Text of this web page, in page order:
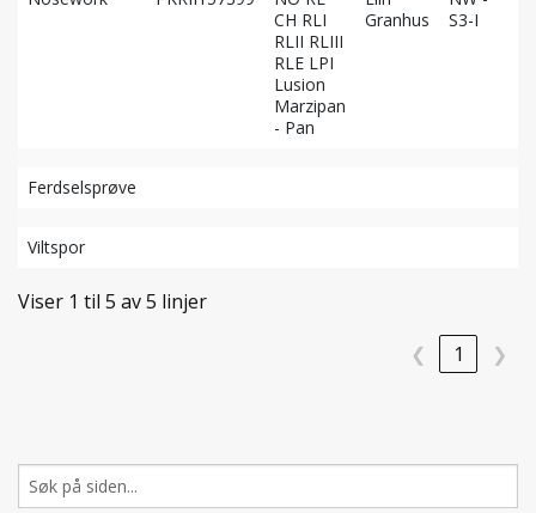
CH RLI
RLII RLIII
RLE LPI
Lusion
Marzipan
- Pan
Granhus
S3-I
Ferdselsprøve
Viltspor
Viser 1 til 5 av 5 linjer
❮
1 ❯
Søk
etter: